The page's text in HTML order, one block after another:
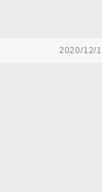
2020/12/1